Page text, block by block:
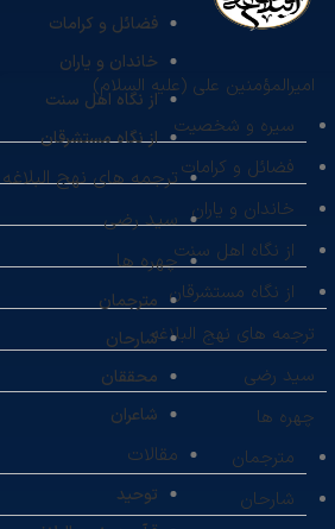
فضائل و کرامات
خاندان و یاران
از نگاه اهل سنت
از نگاه مستشرقان
ترجمه های نهج البلاغه
سید رضی
چهره ها
مترجمان
شارحان
محققان
شاعران
مقالات
توحید
امیرالمؤمنین علی (علیه السلام)
سیره و شخصیت
فضائل و کرامات
خاندان و یاران
از نگاه اهل سنت
از نگاه مستشرقان
ترجمه های نهج البلاغه
سید رضی
چهره ها
مترجمان
شارحان